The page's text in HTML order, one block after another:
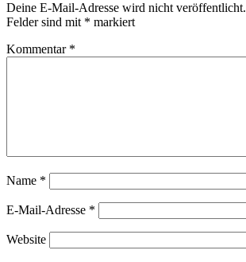
Deine E-Mail-Adresse wird nicht veröffentlicht.
Felder sind mit * markiert
Kommentar *
Name *
E-Mail-Adresse *
Website